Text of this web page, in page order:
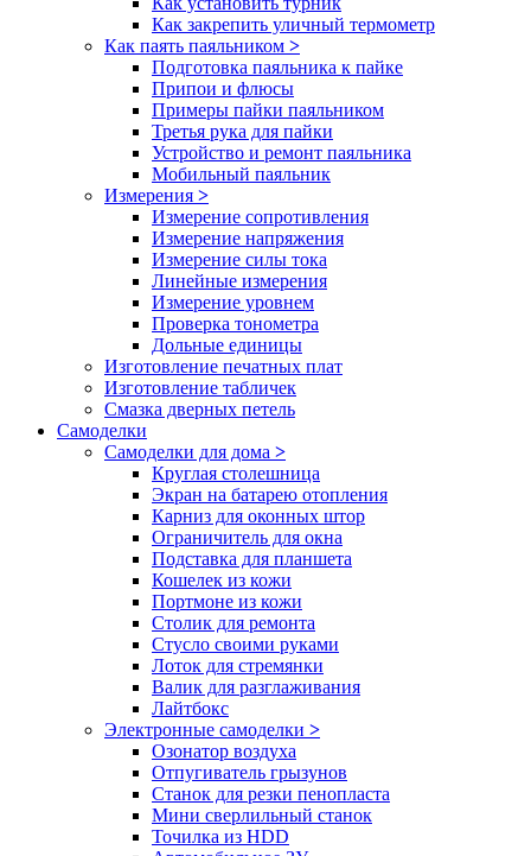
Как закрепить уличный термометр
Как паять паяльником >
Подготовка паяльника к пайке
Припои и флюсы
Примеры пайки паяльником
Третья рука для пайки
Устройство и ремонт паяльника
Мобильный паяльник
Измерения >
Измерение сопротивления
Измерение напряжения
Измерение силы тока
Линейные измерения
Измерение уровнем
Проверка тонометра
Дольные единицы
Изготовление печатных плат
Изготовление табличек
Смазка дверных петель
Самоделки
Самоделки для дома >
Круглая столешница
Экран на батарею отопления
Карниз для оконных штор
Ограничитель для окна
Подставка для планшета
Кошелек из кожи
Портмоне из кожи
Столик для ремонта
Стусло своими руками
Лоток для стремянки
Валик для разглаживания
Лайтбокс
Электронные самоделки >
Озонатор воздуха
Отпугиватель грызунов
Станок для резки пенопласта
Мини сверлильный станок
Точилка из HDD